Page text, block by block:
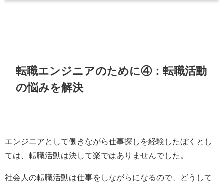
転職エンジニアのために④：転職活動
の悩みを解決
エンジニアとして働きながら仕事探しを経験したぼくとし
ては、転職活動は決して楽ではありませんでした。
社会人の転職活動は仕事をしながらになるので、どうして